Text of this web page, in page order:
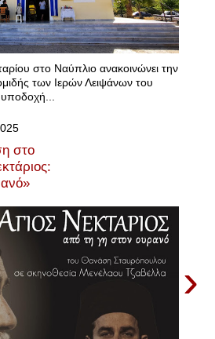
στο Ναύπλιο ανακοινώνει την
των Ιερών Λειψάνων του
στο
›